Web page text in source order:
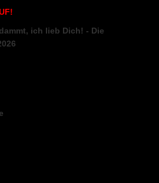
!
ich lieb Dich! - Die